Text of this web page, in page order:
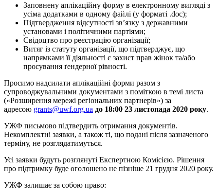
Заповнену аплікаційну форму в електронному вигляді з
усіма додатками в одному файлі (у форматі .doc);
Підтвердження відсутності зв’язку з державними
установами і політичними партіями;
Свідоцтво про реєстрацію організації;
Витяг із статуту організації, що підтверджує, що
напрямками її діяльності є захист прав жінок та/або
просування ґендерної рівності.
Просимо надсилати аплікаційні форми разом з
супроводжувальними документами з поміткою в темі листа
(«Розширення мережі регіональних партнерів») за
адресою grants@uwf.org.ua до 18:00 23 листопада 2020 року.
УЖФ письмово підтвердить отримання документів.
Некомплектні заявки, а також ті, що подані після зазначеного
терміну, не розглядатимуться.
Усі заявки будуть розглянуті Експертною Комісією. Рішення
про підтримку буде оголошено не пізніше 21 грудня 2020 року.
УЖФ залишає за собою право: